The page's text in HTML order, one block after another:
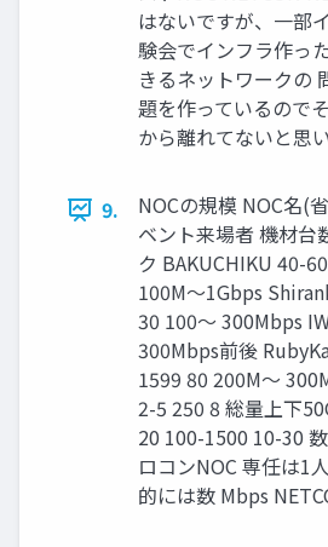
はないですが、一部
験会でインフラ作っ
きるネットワークの
題を作っているので
から離れてないと思い
9.
NOCの規模 NOC名(
ベント来場者 機材台
ク BAKUCHIKU 40-
100M〜1Gbps
30 100〜 300Mbps
300Mbps前後
1599 80 200M〜
2-5 250 8 総量上下
20 100-1500 10-30
ロコンNOC 専任は1
的には数 Mbps